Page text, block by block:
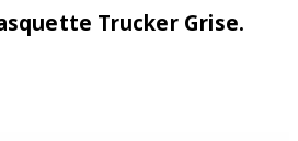
Trucker Grise.